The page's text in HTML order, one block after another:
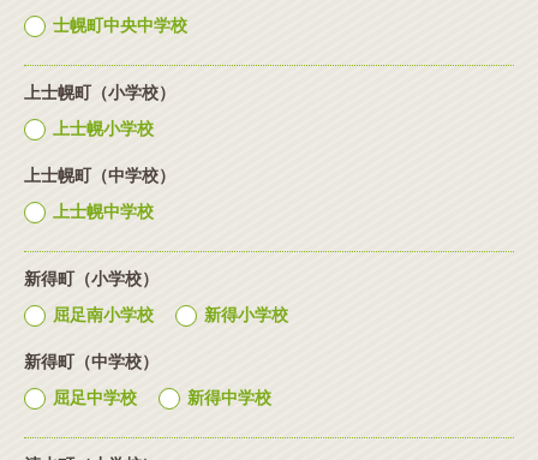
士幌町中央中学校
上士幌町（小学校）
上士幌小学校
上士幌町（中学校）
上士幌中学校
新得町（小学校）
屈足南小学校
新得小学校
新得町（中学校）
屈足中学校
新得中学校